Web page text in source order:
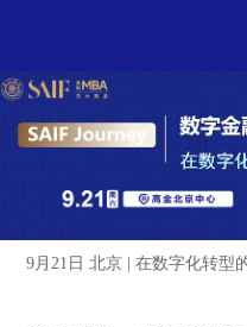
9月21日 北京 | 在数字化转型